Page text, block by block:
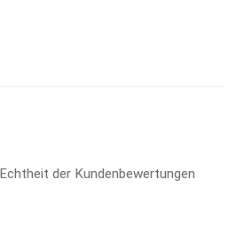
der Kundenbewertungen